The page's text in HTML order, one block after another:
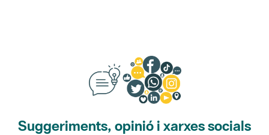
Suggeriments, opinió i xarxes socials